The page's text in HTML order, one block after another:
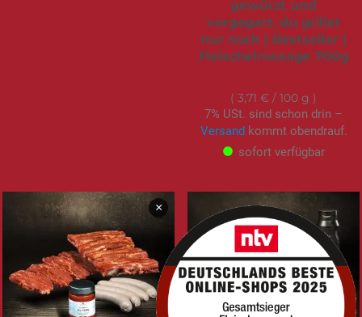
gewürzt und
vorgegart, du grillst
nur noch | Bestseller |
Fleischeinwaage 700g
3,71 € / 100 g
7% USt. sind schon drin –
Versandkommt obendrauf.
sofort verfügbar
×